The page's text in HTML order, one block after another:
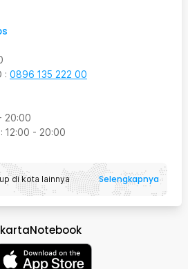
: 0896 135 222 00
20:00
: 12:00 - 20:00
di kota lainnya Selengkapnya